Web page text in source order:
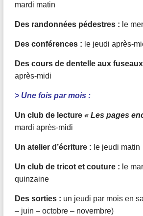
mardi matin
Des randonnées pédestres : le
Des conférences : le jeudi après-
Des cours de dentelle aux fuseaux
après-midi
> Une fois par mois :
Un club de lecture « Les pages
mardi après-midi
Un atelier d’écriture : le jeudi matin
Un club de tricot et couture : le
quinzaine
Des sorties : un jeudi par mois en
– juin – octobre – novembre)